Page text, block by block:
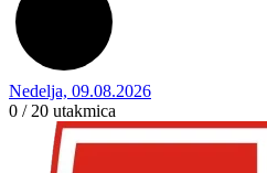
Nedelja, 09.08.2026
0 / 20 utakmica